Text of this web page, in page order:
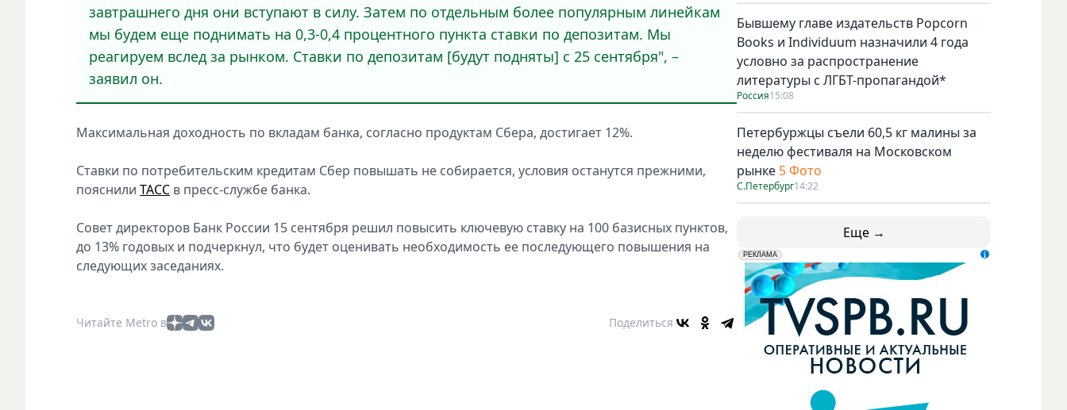
завтрашнего дня они вступают в силу. Затем по отдельным более популярным линейкам
мы будем еще поднимать на 0,3-0,4 процентного пункта ставки по депозитам. Мы
реагируем вслед за рынком. Ставки по депозитам [будут подняты] с 25 сентября", –
заявил он.
Максимальная доходность по вкладам банка, согласно продуктам Сбера, достигает 12%.
Ставки по потребительским кредитам Сбер повышать не собирается, условия останутся прежними,
пояснили ТАСС в пресс-службе банка.
Совет директоров Банк России 15 сентября решил повысить ключевую ставку на 100 базисных пунктов,
до 13% годовых и подчеркнул, что будет оценивать необходимость ее последующего повышения на
следующих заседаниях.
Читайте Metro в Поделиться
Бывшему главе издательств Popcorn
Books и Individuum назначили 4 года
условно за распространение
литературы с ЛГБТ-пропагандой*
Россия15:08
Петербуржцы съели 60,5 кг малины за
неделю фестиваля на Московском
рынке 5 Фото
С.Петербург14:22
Еще →
erid: LdtCK5udn
РЕКЛАМА
АО "ГАТР", ИНН: 7841320717